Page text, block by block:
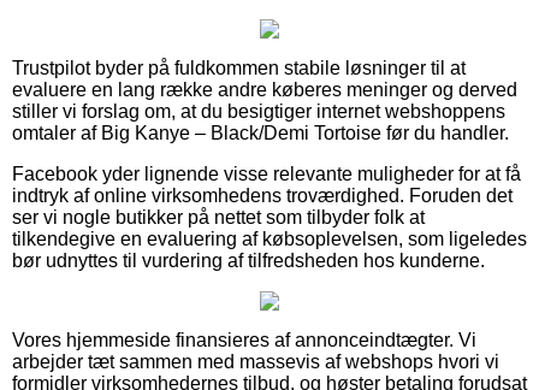
Trustpilot byder på fuldkommen stabile løsninger til at
evaluere en lang række andre køberes meninger og derved
stiller vi forslag om, at du besigtiger internet webshoppens
omtaler af Big Kanye – Black/Demi Tortoise før du handler.
Facebook yder lignende visse relevante muligheder for at få
indtryk af online virksomhedens troværdighed. Foruden det
ser vi nogle butikker på nettet som tilbyder folk at
tilkendegive en evaluering af købsoplevelsen, som ligeledes
bør udnyttes til vurdering af tilfredsheden hos kunderne.
Vores hjemmeside finansieres af annonceindtægter. Vi
arbejder tæt sammen med massevis af webshops hvori vi
formidler virksomhedernes tilbud, og høster betaling forudsat